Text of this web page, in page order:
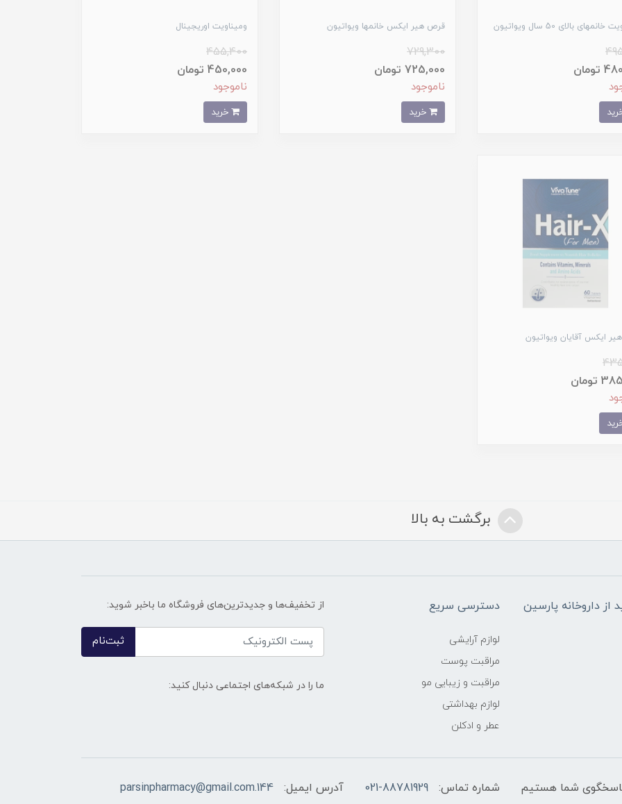
بالای 50 سال ویواتیون قرص هیر ایکس خانمها ویواتیون
729,300
725,000 تومان
ناموجود
خرید
ومیناویت اوریجینال
455,400
450,000 تومان
ناموجود
خرید
ایکس آقایان ویواتیون
تومان
برگشت به بالا
از داروخانه پارسین دسترسی سریع
لوازم آرایشی
مراقبت پوست
مراقبت و زیبایی مو
لوازم بهداشتی
عطر و ادکلن
از تخفیف‌ها و جدیدترین‌های فروشگاه ما باخبر شوید:
ثبت‌نام
ما را در شبکه‌های اجتماعی دنبال کنید:
شماره تماس: 021-88781929 آدرس ایمیل: 144.parsinpharmacy@gmail.com